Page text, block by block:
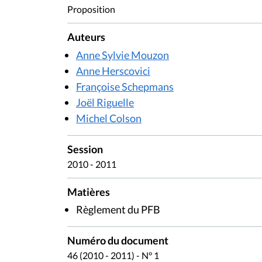
Proposition
Auteurs
Anne Sylvie Mouzon
Anne Herscovici
Françoise Schepmans
Joël Riguelle
Michel Colson
Session
2010 - 2011
Matières
Règlement du PFB
Numéro du document
46 (2010 - 2011) - N° 1